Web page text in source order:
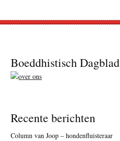
Footer
Boeddhistisch Dagblad
Recente berichten
Column van Joop – hondenfluisteraar